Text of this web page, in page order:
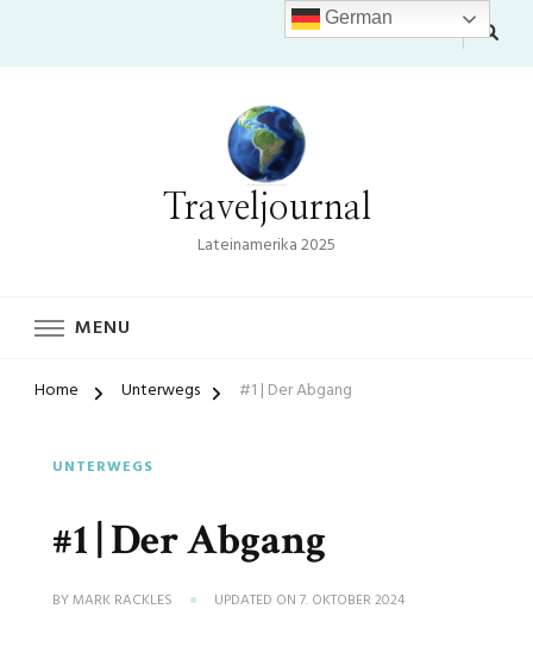
Traveljournal
Lateinamerika 2025
MENU
Home Unterwegs #1 | Der Abgang
UNTERWEGS
#1 | Der Abgang
BYMARK RACKLES UPDATED ON 7. OKTOBER 2024
German